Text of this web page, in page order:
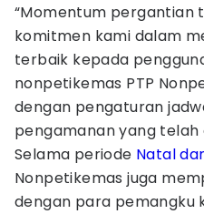
“Momentum pergantian
komitmen kami dalam
terbaik kepada
nonpetikemas PTP
dengan pengaturan
pengamanan yang telah
Selama periode Natal
Nonpetikemas juga
dengan para pemangku